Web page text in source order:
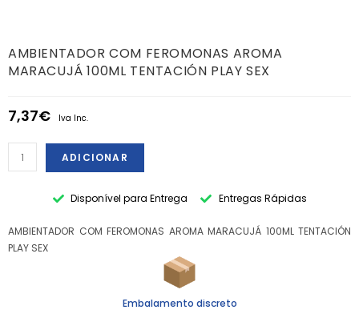
AMBIENTADOR COM FEROMONAS AROMA
MARACUJÁ 100ML TENTACIÓN PLAY SEX
7,37€ Iva Inc.
ADICIONAR
Disponível para Entrega Entregas Rápidas
AMBIENTADOR COM FEROMONAS AROMA MARACUJÁ 100ML TENTACIÓN
PLAY SEX
Embalamento discreto